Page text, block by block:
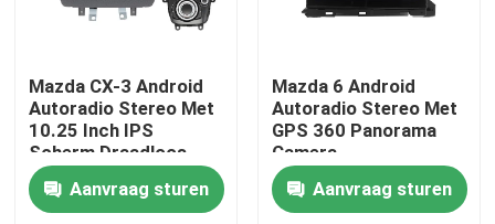
Producten
Over ons
Mazda CX-3 Android
Autoradio Stereo Met
10.25 Inch IPS
Scherm Draadloos
Carplay
Aanvraag sturen
Mazda 6 Android
Autoradio Stereo Met
GPS 360 Panorama
Camera
Aanvraag sturen